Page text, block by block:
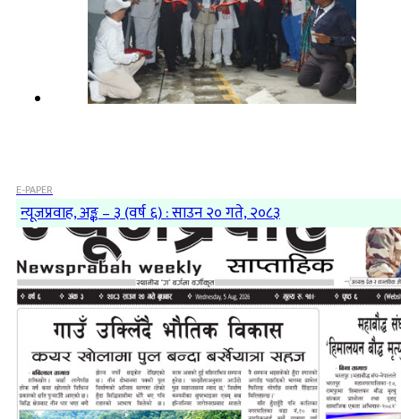
E-PAPER
न्यूजप्रवाह, अङ्क – ३ (वर्ष ६) : साउन २० गते, २०८३